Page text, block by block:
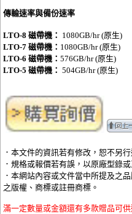
傳輸速率與備份速率
LTO-8 磁帶機： 1080GB/hr (原生)
LTO-7 磁帶機： 1080GB/hr (原生)
LTO-6 磁帶機： 576GB/hr (原生)
LTO-5 磁帶機： 504GB/hr (原生)
．本文件的資訊若有修改，恕不另行
．規格或報價若有誤，以原廠型錄
．本網站內容或文件當中所提及之
之版權、商標或註冊商標。
滿一定數量或金額還有多款贈品可